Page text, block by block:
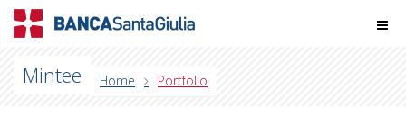
Mintee Home Portfolio